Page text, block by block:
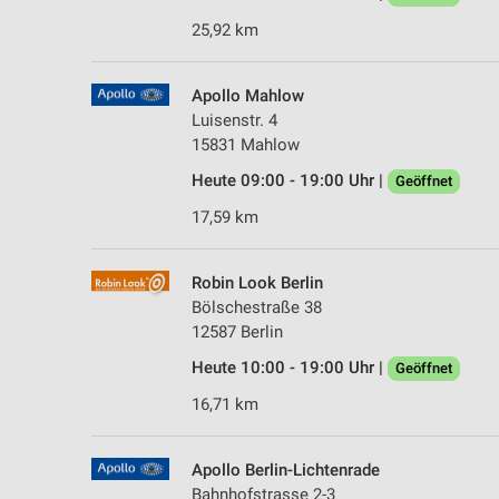
25,92 km
Apollo Mahlow
Luisenstr. 4
15831 Mahlow
Heute 09:00 - 19:00 Uhr |
Geöffnet
17,59 km
Robin Look Berlin
Bölschestraße 38
12587 Berlin
Heute 10:00 - 19:00 Uhr |
Geöffnet
16,71 km
Apollo Berlin-Lichtenrade
Bahnhofstrasse 2-3